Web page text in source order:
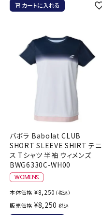
カートに入れる
バボラ Babolat CLUB
SHORT SLEEVE SHIRT テニ
ス Tシャツ 半袖 ウィメンズ
BWG6330C-WH00
本体価格 ¥8,250 （税込）
販売価格 ¥8,250 税込